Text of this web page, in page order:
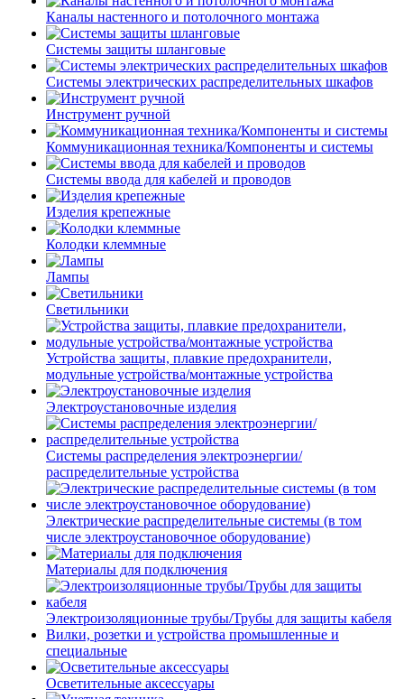
Каналы настенного и потолочного монтажа
Системы защиты шланговые
Системы электрических распределительных шкафов
Инструмент ручной
Коммуникационная техника/Компоненты и системы
Системы ввода для кабелей и проводов
Изделия крепежные
Колодки клеммные
Лампы
Светильники
Устройства защиты, плавкие предохранители,
модульные устройства/монтажные устройства
Электроустановочные изделия
Системы распределения электроэнергии/
распределительные устройства
Электрические распределительные системы (в том
числе электроустановочное оборудование)
Материалы для подключения
Электроизоляционные трубы/Трубы для защиты кабеля
Вилки, розетки и устройства промышленные и
специальные
Осветительные аксессуары